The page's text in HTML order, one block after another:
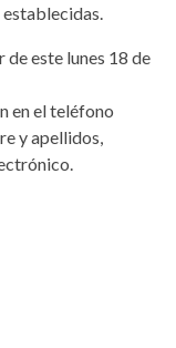
este lunes 18 de
e-mail)
en el teléfono
y apellidos,